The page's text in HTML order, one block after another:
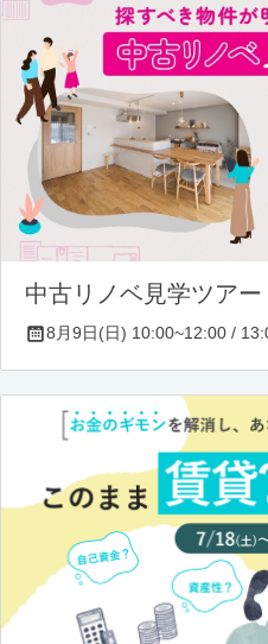
中古リノベ見学ツアー
8月9日(日) 10:00~12:00 /